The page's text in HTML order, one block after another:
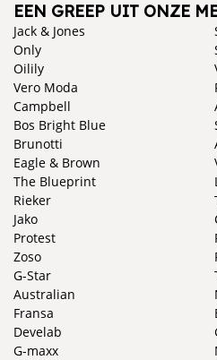
EEN GREEP UIT ONZE
Jack & Jones
Only
Oilily
Vero Moda
Campbell
Bos Bright Blue
Brunotti
Eagle & Brown
The Blueprint
Rieker
Jako
Protest
Zoso
G-Star
Australian
Fransa
Develab
G-maxx